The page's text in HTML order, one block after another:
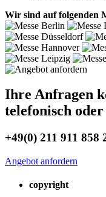
Wir sind auf folgenden
Ihre Anfragen
telefonisch
+49(0) 211 911 858
Angebot anfordern
copyright